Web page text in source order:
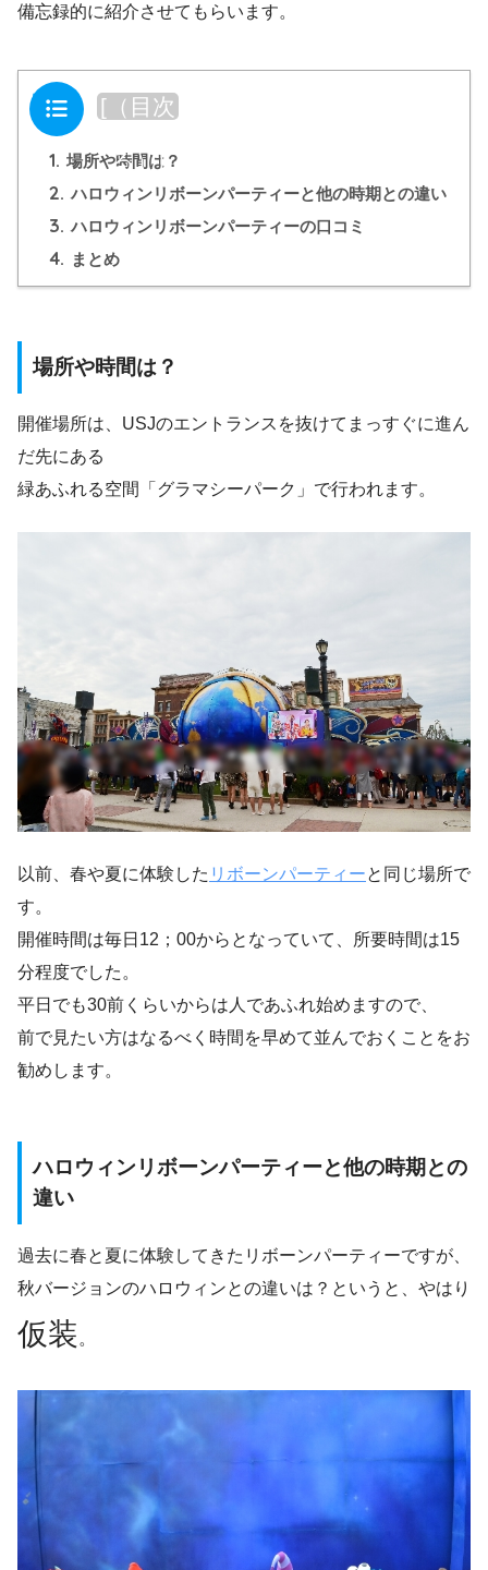
備忘録的に紹介させてもらいます。
目次 [ （目次
る）]
1. 場所や時間は？
2. ハロウィンリボーンパーティーと他の時期との違い
3. ハロウィンリボーンパーティーの口コミ
4. まとめ
場所や時間は？
開催場所は、USJのエントランスを抜けてまっすぐに進ん
だ先にある
緑あふれる空間「グラマシーパーク」で行われます。
以前、春や夏に体験した リボーンパーティーと同じ場所で
す。
開催時間は毎日12；00からとなっていて、所要時間は15
分程度でした。
平日でも30前くらいからは人であふれ始めますので、
前で見たい方はなるべく時間を早めて並んでおくことをお
勧めします。
ハロウィンリボーンパーティーと他の時期との
違い
過去に春と夏に体験してきたリボーンパーティーですが、
秋バージョンのハロウィンとの違いは？というと、やはり
仮装 。